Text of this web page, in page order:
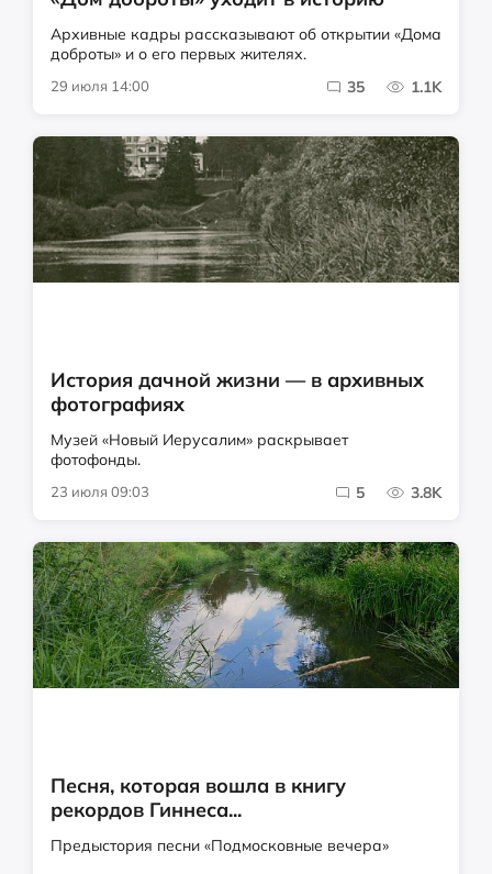
Архивные кадры рассказывают об открытии «Дома
доброты» и о его первых жителях.
29 июля 14:00 35 1.1K
История дачной жизни — в архивных
фотографиях
Музей «Новый Иерусалим» раскрывает
фотофонды.
23 июля 09:03 5 3.8K
Песня, которая вошла в книгу
рекордов Гиннеса...
Предыстория песни «Подмосковные вечера»